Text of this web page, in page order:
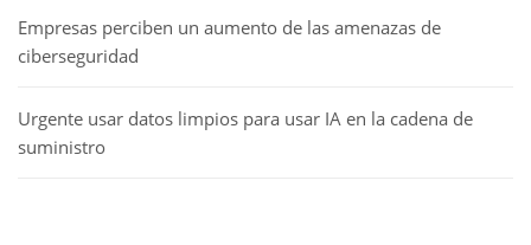
Empresas perciben un aumento de las amenazas de
ciberseguridad
Urgente usar datos limpios para usar IA en la cadena de
suministro